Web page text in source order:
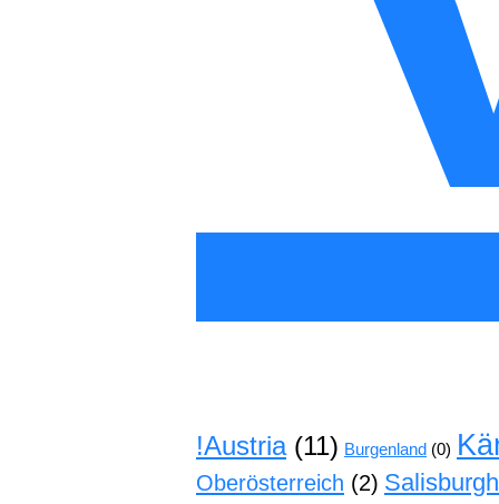
!Austria(11) Burgenland(0)
Oberösterreich (2)